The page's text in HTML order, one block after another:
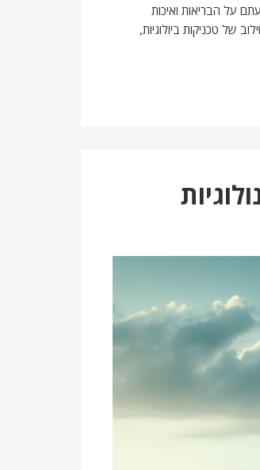
על הבריאות ואיכות
של טכניקות ביולוגיות,
טכנולוגיות